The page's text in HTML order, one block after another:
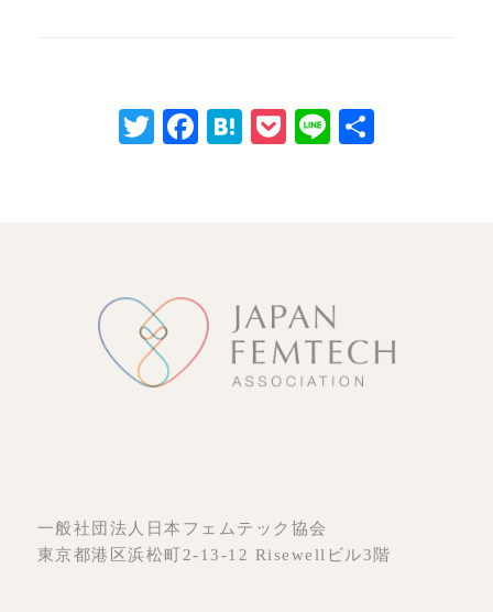
Twitter
Facebook
Hatena
Pocket
Line共
一般社団法人日本フェムテック協会
東京都港区浜松町2-13-12 Risewellビル3階